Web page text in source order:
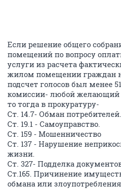
Если решение общего
помещений по вопросу
услуги из расчета
жилом помещении граждан
подсчет голосов был менее
комиссии- любой желающий
то тогда в прокуратуру-
Ст. 14.7- Обман потребителей.
Ст. 19.1 - Самоуправство.
Ст. 159 - Мошенничество
Ст. 137 - Нарушение
жизни.
Ст. 327- Подделка
Ст.165. Причинение
обмана или